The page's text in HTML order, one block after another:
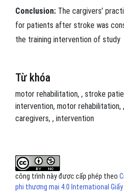
Conclusion: The cargivers’
for patients after stroke was
the training intervention of study
Từ khóa
motor rehabilitation , stroke
intervention motor rehabilitation ,
caregivers , intervention
công trình này được cấp phép theo
phi thương mại 4.0 International Giấy